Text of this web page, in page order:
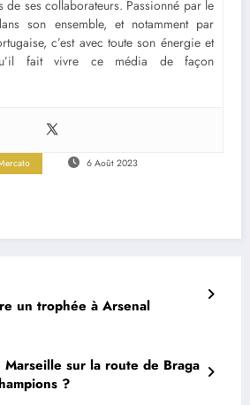
de ses collaborateurs. Passionné par le
son ensemble, et notamment par
c’est avec toute son énergie et
fait vivre ce média de façon
6 Août 2023
un trophée à Arsenal
Marseille sur la route de Braga
?